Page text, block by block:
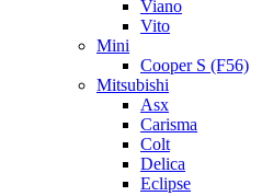
Viano
Vito
Mini
Cooper S (F56)
Mitsubishi
Asx
Carisma
Colt
Delica
Eclipse